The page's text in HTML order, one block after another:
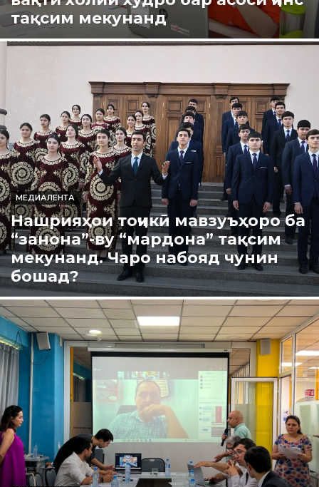
тақсим мекунанд
МЕДИАЛЕНТА
Нашрияҳои тоҷикӣ мавзуъҳоро ба
“занона”-ву “мардона” тақсим
мекунанд. Чаро набояд чунин
бошад?